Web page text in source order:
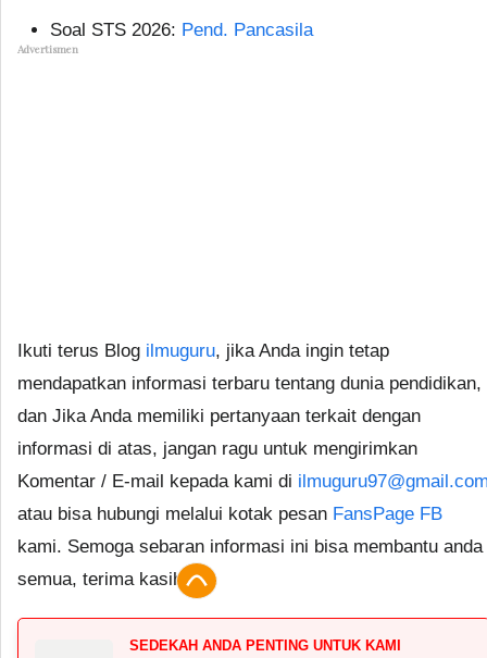
Soal STS 2026: Pend. Pancasila
Advertismen
Ikuti terus Blog ilmuguru, jika Anda ingin tetap
mendapatkan informasi terbaru tentang dunia pendidikan,
dan Jika Anda memiliki pertanyaan terkait dengan
informasi di atas, jangan ragu untuk mengirimkan
Komentar / E-mail kepada kami di
atau bisa hubungi melalui kotak pesan FansPage FB
kami. Semoga sebaran informasi ini bisa membantu anda
semua, terima kasih.
SEDEKAH ANDA PENTING UNTUK KAMI